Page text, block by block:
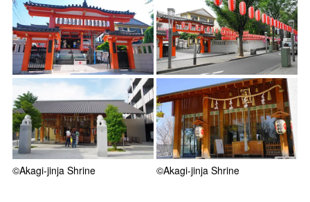
©Akagi-jinja Shrine ©Akagi-jinja Shrine